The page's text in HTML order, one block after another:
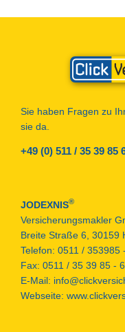
Sie haben Fragen zu
sie da.
+49 (0) 511 / 35 39 85
JODEXNIS®
Versicherungsmakler
Breite Straße 6, 30159
Telefon: 0511 / 353985
Fax: 0511 / 35 39 85 -
E-Mail:
Webseite: